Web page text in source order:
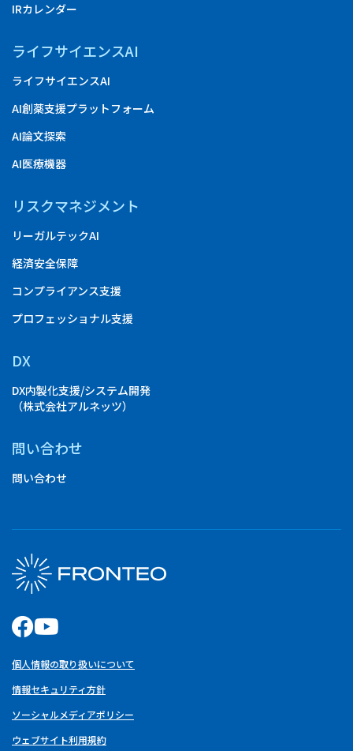
IRカレンダー
ライフサイエンスAI
ライフサイエンスAI
AI創薬支援プラットフォーム
AI論文探索
AI医療機器
リスクマネジメント
リーガルテックAI
経済安全保障
コンプライアンス支援
プロフェッショナル支援
DX
DX内製化支援/システム開発
（株式会社アルネッツ）
問い合わせ
問い合わせ
個人情報の取り扱いについて
情報セキュリティ方針
ソーシャルメディアポリシー
ウェブサイト利用規約